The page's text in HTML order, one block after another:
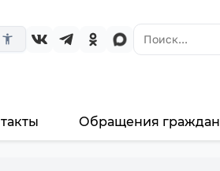
accessibility_new
Обращения граждан